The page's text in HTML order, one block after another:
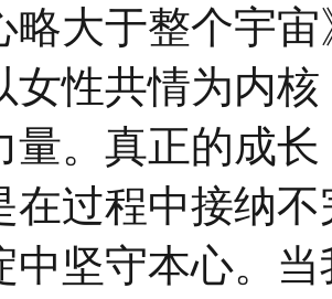
略大于整个宇
女性共情为内
量。真正的成
在过程中接纳
中坚守本心。